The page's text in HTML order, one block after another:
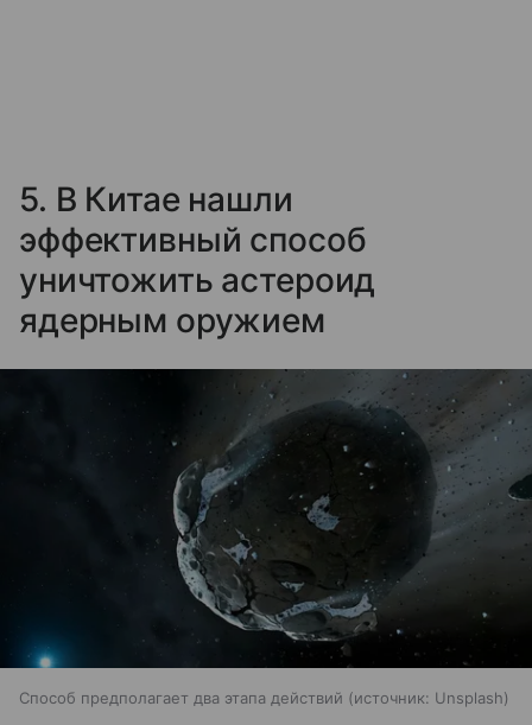
5. В Китае нашли
эффективный способ
уничтожить астероид
ядерным оружием
Способ предполагает два этапа действий источник: Unsplash